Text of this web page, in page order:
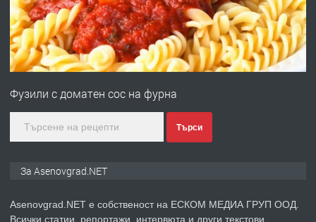
преди 1 година
ПРЕДЛАГА
Професионална зеленчукорезачка
Фузили с доматен сос на фурна
Търси
За Asenovgrad.NET
Asenovgrad.NET е собственост на ЕСКОМ МЕДИА ГРУП ООД.
Всички статии, репортажи, интервюта и други текстови,